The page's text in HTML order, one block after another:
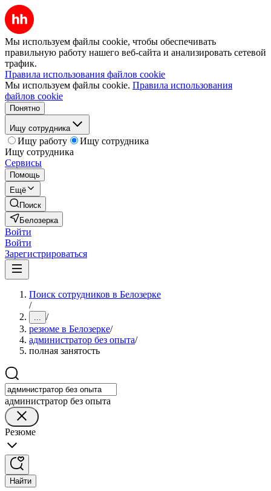
Мы используем файлы cookie, чтобы обеспечивать
правильную работу нашего веб-сайта и анализировать сетевой
трафик.
Правила использования файлов cookie
Мы используем файлы cookie. Правила использования
файлов cookie
Понятно
Ищу сотрудника
Ищу работу
Ищу сотрудника
Ищу сотрудника
Сервисы
Помощь
Ещё
Поиск
Белозерка
Войти
Войти
Зарегистрироваться
Поиск сотрудников в Белозерке
/
... /
резюме в Белозерке/
администратор без опыта/
полная занятость
администратор без опыта
Резюме
Найти